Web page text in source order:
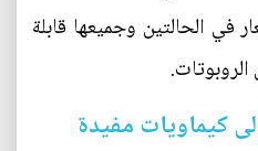
في الحالتين وجميعها قابلة
كيماويات مفيدة